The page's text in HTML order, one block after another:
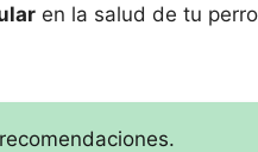
en la salud de tu perro